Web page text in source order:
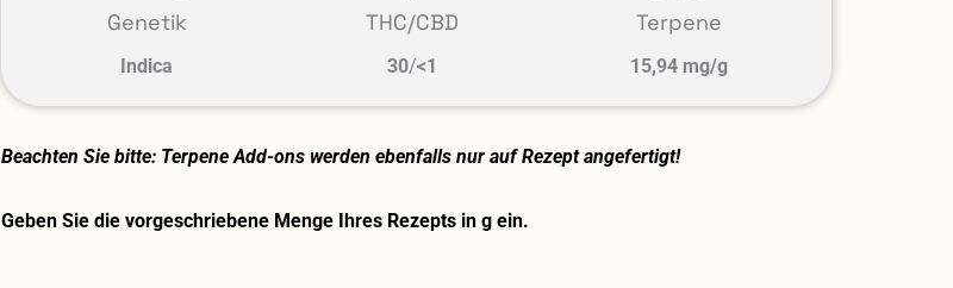
Genetik
Indica
THC/CBD
30/<1
Terpene
15,94 mg/g
Beachten Sie bitte: Terpene Add-ons werden ebenfalls nur auf Rezept angefertigt!
Geben Sie die vorgeschriebene Menge Ihres Rezepts in g ein.